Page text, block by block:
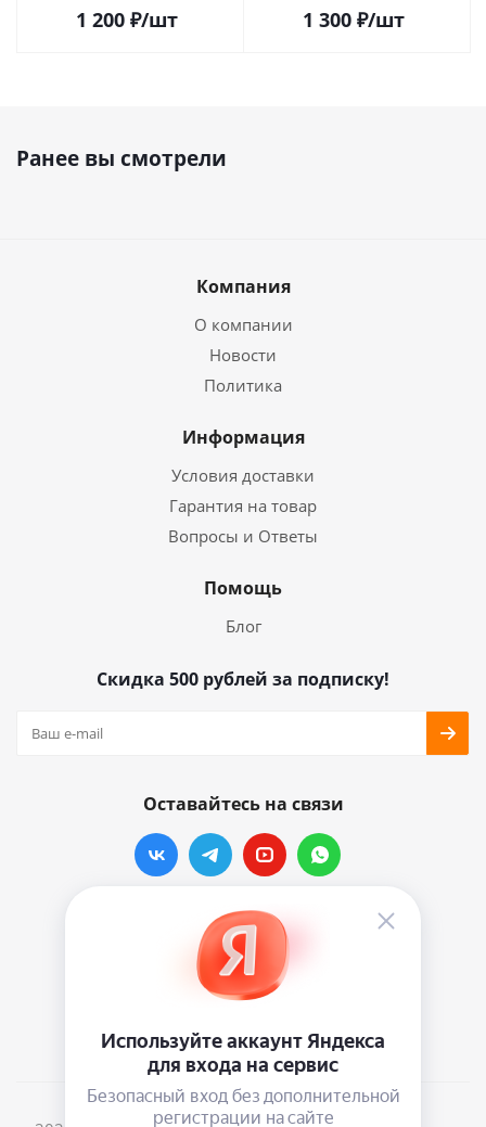
1 200₽/шт 1 300₽/шт
Ранее вы смотрели
Компания
О компании
Новости
Политика
Информация
Условия доставки
Гарантия на товар
Вопросы и Ответы
Помощь
Блог
Скидка 500 рублей за подписку!
Оставайтесь на связи
Наши контакты
info@vinylmarkt.ru